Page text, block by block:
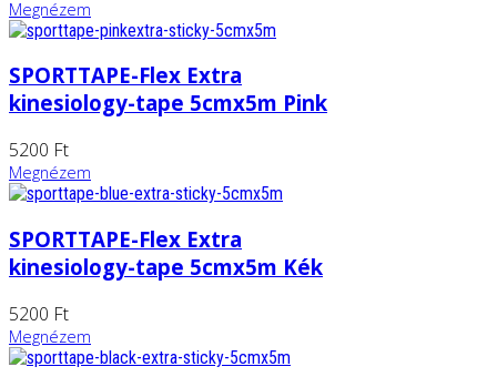
Megnézem
SPORTTAPE-Flex Extra
kinesiology-tape 5cmx5m Pink
5200 Ft
Megnézem
SPORTTAPE-Flex Extra
kinesiology-tape 5cmx5m Kék
5200 Ft
Megnézem